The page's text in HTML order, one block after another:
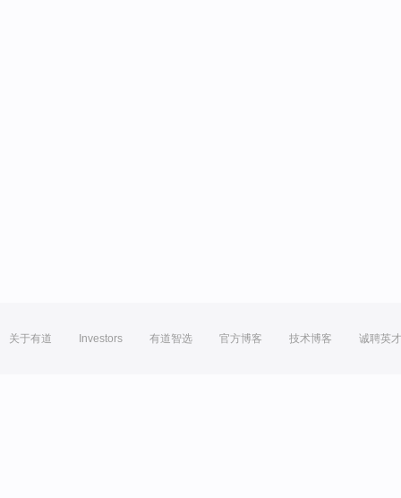
关于有道 Investors 有道智选 官方博客 技术博客 诚聘英才